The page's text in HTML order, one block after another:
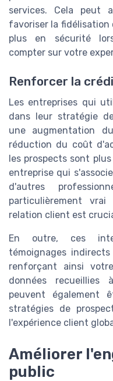
services. Cela peut
favoriser la
plus en sécurité
compter sur votre
Renforcer la
Les entreprises qui
dans leur stratégie
une augmentation
réduction du coût
les prospects sont
entreprise qui
d'autres
particulièrement
relation client est
En outre, ces
témoignages
renforçant ainsi
données
peuvent également
stratégies de
l'expérience client
Améliorer
public